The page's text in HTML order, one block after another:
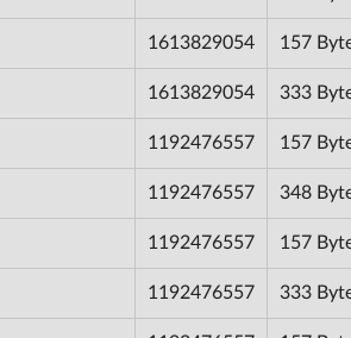
1613829054 157
1613829054 333
1192476557 157
1192476557 348
1192476557 157
1192476557 333